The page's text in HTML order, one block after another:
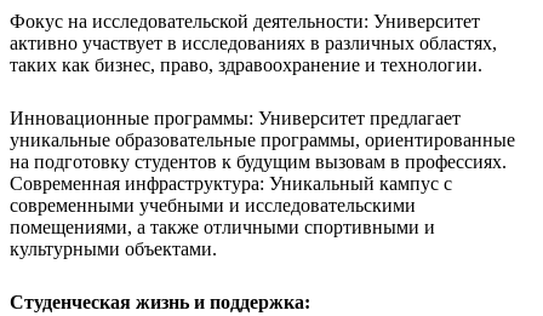
Фокус на исследовательской деятельности: Университет
активно участвует в исследованиях в различных областях,
таких как бизнес, право, здравоохранение и технологии.
Инновационные программы: Университет предлагает
уникальные образовательные программы, ориентированные
на подготовку студентов к будущим вызовам в профессиях.
Современная инфраструктура: Уникальный кампус с
современными учебными и исследовательскими
помещениями, а также отличными спортивными и
культурными объектами.
Студенческая жизнь и поддержка: